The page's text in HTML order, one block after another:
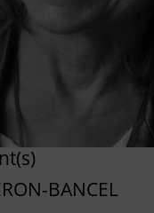
BANCEL